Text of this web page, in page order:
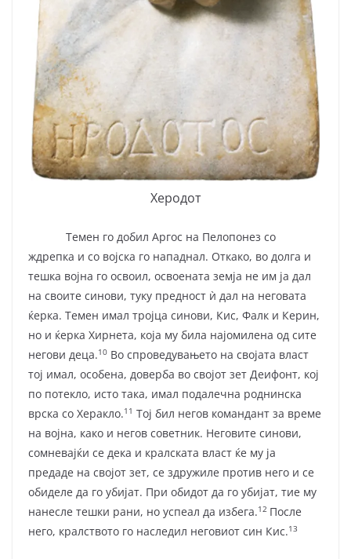
Херодот
Темен го добил Аргос на Пелопонез со
ждрепка и со војска го нападнал. Откако, во долга и
тешка војна го освоил, освоената земја не им ја дал
на своите синови, туку предност ѝ дал на неговата
ќерка. Темен имал тројца синови, Кис, Фалк и Керин,
но и ќерка Хирнета, која му била најомилена од сите
негови деца.10 Во спроведувањето на својата власт
тој имал, особена, доверба во својот зет Деифонт, кој
по потекло, исто така, имал подалечна роднинска
врска со Херакло.11 Тој бил негов командант за време
на војна, како и негов советник. Неговите синови,
сомневајќи се дека и кралската власт ќе му ја
предаде на својот зет, се здружиле против него и се
обиделе да го убијат. При обидот да го убијат, тие му
нанесле тешки рани, но успеал да избега.12 После
него, кралството го наследил неговиот син Кис.13